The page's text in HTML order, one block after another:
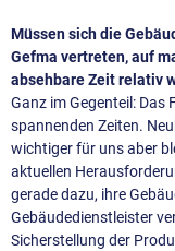
Müssen sich die
Gefma vertreten, auf
absehbare Zeit relativ
Ganz im Gegenteil:
spannenden Zeiten.
wichtiger für uns aber
aktuellen
gerade dazu, ihre
Gebäudedienstleister
Sicherstellung der